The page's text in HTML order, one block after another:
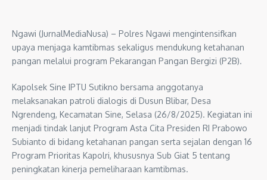
Ngawi (JurnalMediaNusa) – Polres Ngawi mengintensifkan
upaya menjaga kamtibmas sekaligus mendukung ketahanan
pangan melalui program Pekarangan Pangan Bergizi (P2B).
Kapolsek Sine IPTU Sutikno bersama anggotanya
melaksanakan patroli dialogis di Dusun Blibar, Desa
Ngrendeng, Kecamatan Sine, Selasa (26/8/2025). Kegiatan ini
menjadi tindak lanjut Program Asta Cita Presiden RI Prabowo
Subianto di bidang ketahanan pangan serta sejalan dengan 16
Program Prioritas Kapolri, khususnya Sub Giat 5 tentang
peningkatan kinerja pemeliharaan kamtibmas.